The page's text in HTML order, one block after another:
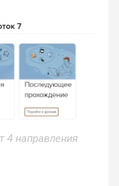
4 направления